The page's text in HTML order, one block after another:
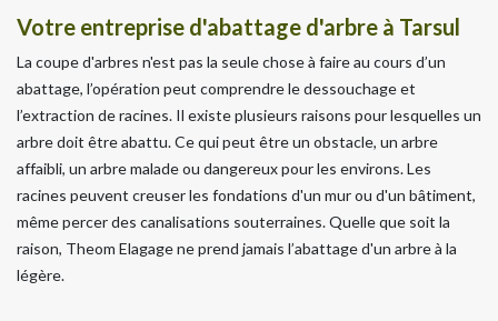
Votre entreprise d'abattage d'arbre à Tarsul
La coupe d'arbres n'est pas la seule chose à faire au cours d’un
abattage, l’opération peut comprendre le dessouchage et
l’extraction de racines. Il existe plusieurs raisons pour lesquelles un
arbre doit être abattu. Ce qui peut être un obstacle, un arbre
affaibli, un arbre malade ou dangereux pour les environs. Les
racines peuvent creuser les fondations d'un mur ou d'un bâtiment,
même percer des canalisations souterraines. Quelle que soit la
raison, Theom Elagage ne prend jamais l’abattage d'un arbre à la
légère.